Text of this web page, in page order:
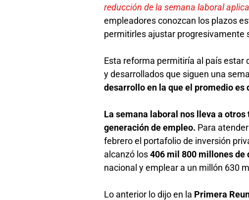
reducción de la semana laboral
empleadores conozcan los plazos
permitirles ajustar progresivamente
Esta reforma permitiría al país estar
y desarrollados que siguen una
desarrollo en la que el promedio es
La semana laboral nos lleva a
generación de empleo. Para
febrero el portafolio de inversión
alcanzó los406 mil 800 millones
nacional y emplear a un millón 630
Lo anterior lo dijo en la Primera